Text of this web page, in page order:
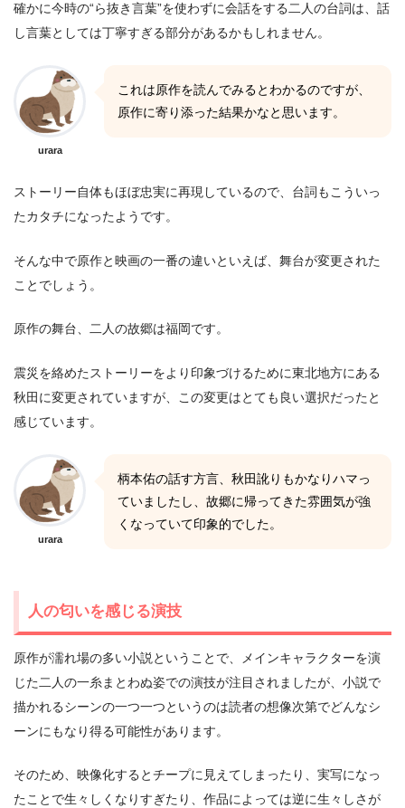
確かに今時の“ら抜き言葉”を使わずに会話をする二人の台詞は、話
し言葉としては丁寧すぎる部分があるかもしれません。
urara
これは原作を読んでみるとわかるのですが、
原作に寄り添った結果かなと思います。
ストーリー自体もほぼ忠実に再現しているので、台詞もこういっ
たカタチになったようです。
そんな中で原作と映画の一番の違いといえば、舞台が変更された
ことでしょう。
原作の舞台、二人の故郷は福岡です。
震災を絡めたストーリーをより印象づけるために東北地方にある
秋田に変更されていますが、この変更はとても良い選択だったと
感じています。
urara
柄本佑の話す方言、秋田訛りもかなりハマっ
ていましたし、故郷に帰ってきた雰囲気が強
くなっていて印象的でした。
人の匂いを感じる演技
原作が濡れ場の多い小説ということで、メインキャラクターを演
じた二人の一糸まとわぬ姿での演技が注目されましたが、小説で
描かれるシーンの一つ一つというのは読者の想像次第でどんなシ
ーンにもなり得る可能性があります。
そのため、映像化するとチープに見えてしまったり、実写になっ
たことで生々しくなりすぎたり、作品によっては逆に生々しさが